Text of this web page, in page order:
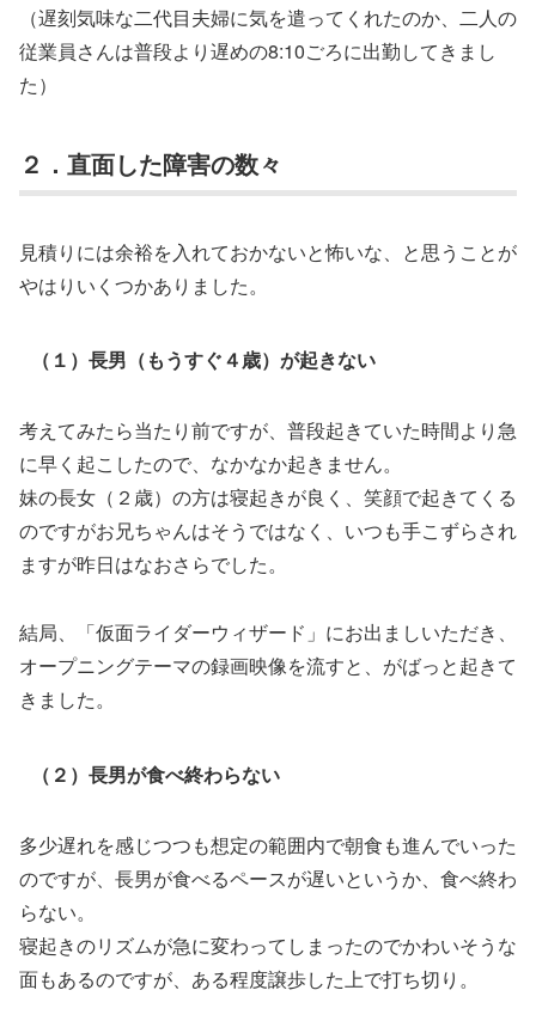
（遅刻気味な二代目夫婦に気を遣ってくれたのか、二人の
従業員さんは普段より遅めの8:10ごろに出勤してきまし
た）
２．直面した障害の数々
見積りには余裕を入れておかないと怖いな、と思うことが
やはりいくつかありました。
（１）長男（もうすぐ４歳）が起きない
考えてみたら当たり前ですが、普段起きていた時間より急
に早く起こしたので、なかなか起きません。
妹の長女（２歳）の方は寝起きが良く、笑顔で起きてくる
のですがお兄ちゃんはそうではなく、いつも手こずらされ
ますが昨日はなおさらでした。
結局、「仮面ライダーウィザード」にお出ましいただき、
オープニングテーマの録画映像を流すと、がばっと起きて
きました。
（２）長男が食べ終わらない
多少遅れを感じつつも想定の範囲内で朝食も進んでいった
のですが、長男が食べるペースが遅いというか、食べ終わ
らない。
寝起きのリズムが急に変わってしまったのでかわいそうな
面もあるのですが、ある程度譲歩した上で打ち切り。